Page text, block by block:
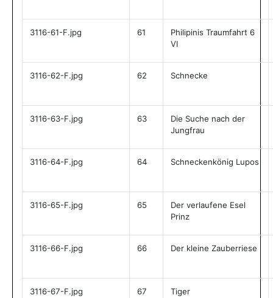
3116-61-F.jpg 61
Philipinis Traumfahrt 6
VI
3116-62-F.jpg 62 Schnecke
3116-63-F.jpg 63
Die Suche nach der
Jungfrau
3116-64-F.jpg 64 Schneckenkönig Lupos
3116-65-F.jpg 65
Der verlaufene Esel
Prinz
3116-66-F.jpg 66 Der kleine Zauberriese
3116-67-F.jpg 67 Tiger